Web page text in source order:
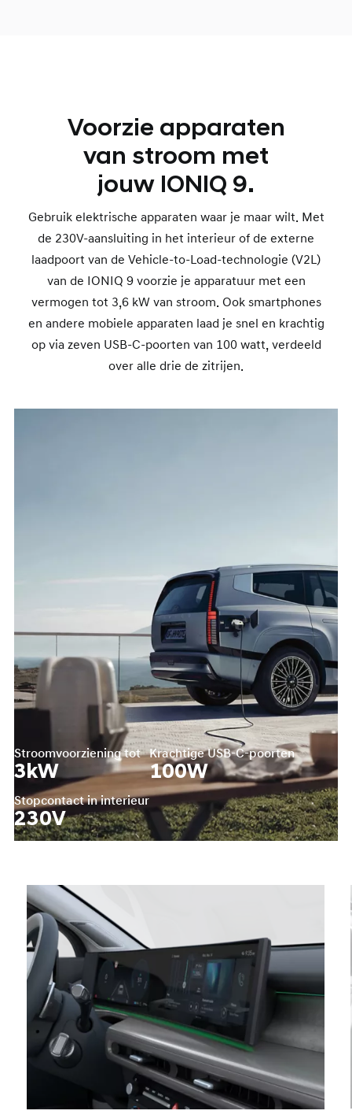
Voorzie apparaten
van stroom met
jouw IONIQ 9.
Gebruik elektrische apparaten waar je maar wilt. Met
de 230V-aansluiting in het interieur of de externe
laadpoort van de Vehicle-to-Load-technologie (V2L)
van de IONIQ 9 voorzie je apparatuur met een
vermogen tot 3,6 kW van stroom. Ook smartphones
en andere mobiele apparaten laad je snel en krachtig
op via zeven USB-C-poorten van 100 watt, verdeeld
over alle drie de zitrijen.
Stroomvoorziening tot
3kW
Stopcontact in interieur
230V
Krachtige USB-C-poorten
100W